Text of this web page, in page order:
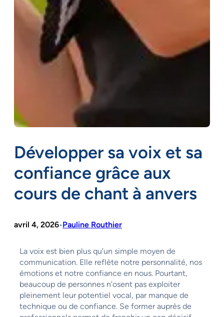
Développer sa voix et sa
confiance grâce aux
cours de chant à anvers
avril 4, 2026•Pauline Routhier
La voix est bien plus qu’un simple moyen de
communication. Elle reflète notre personnalité, nos
émotions et notre confiance en nous. Pourtant,
beaucoup de personnes n’osent pas exploiter
pleinement leur potentiel vocal, par manque de
technique ou de confiance. Se former auprès de